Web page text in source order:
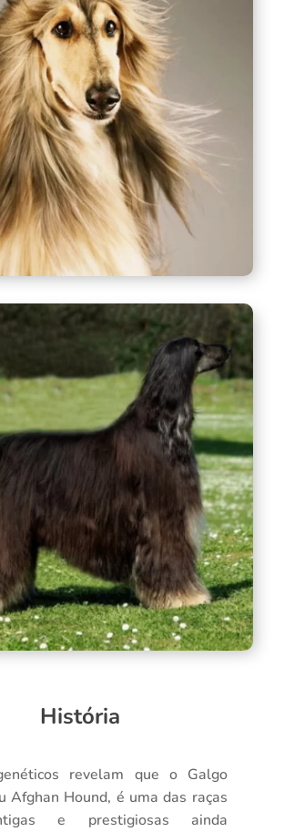
História
revelam que o Galgo
Afghan Hound, é uma das raças
e prestigiosas ainda